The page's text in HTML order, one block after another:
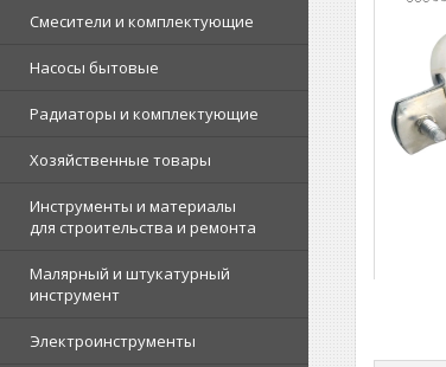
Смесители и комплектующие
Насосы бытовые
Радиаторы и комплектующие
Хозяйственные товары
Инструменты и материалы
для строительства и ремонта
Малярный и штукатурный
инструмент
Электроинструменты